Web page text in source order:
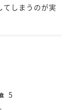
てしまうのが実
5